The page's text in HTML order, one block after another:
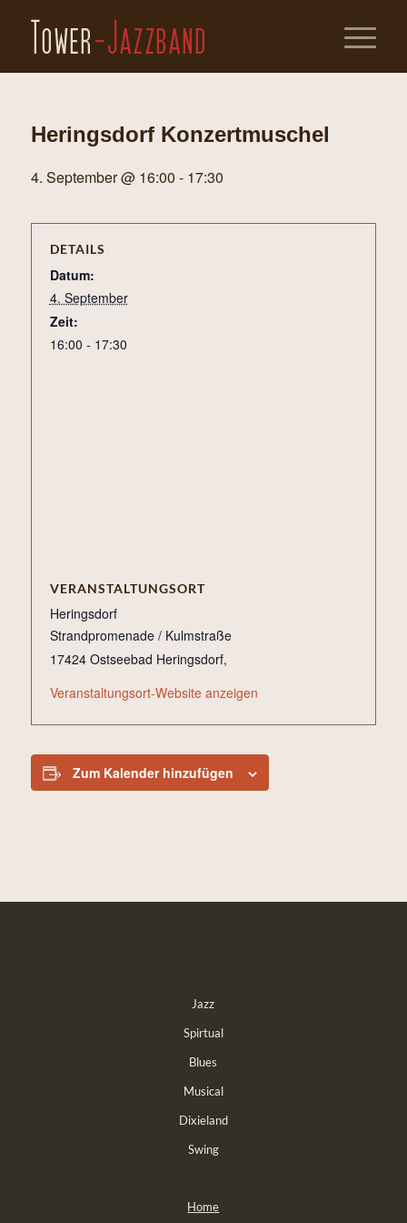
Heringsdorf Konzertmuschel
4. September @ 16:00 - 17:30
DETAILS
Datum:
4. September
Zeit:
16:00 - 17:30
VERANSTALTUNGSORT
Heringsdorf
Strandpromenade / Kulmstraße
17424 Ostseebad Heringsdorf,
Veranstaltungsort-Website anzeigen
Zum Kalender hinzufügen
Jazz
Spirtual
Blues
Musical
Dixieland
Swing
Home